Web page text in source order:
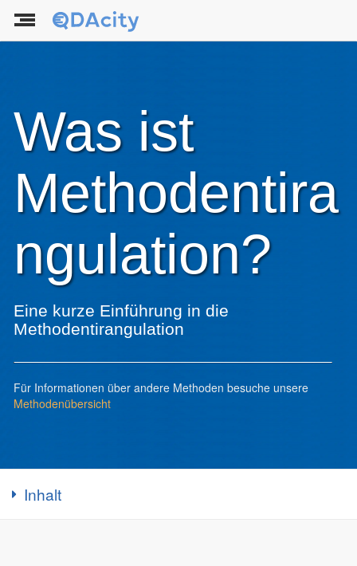
Was ist
Methodentira
ngulation?
Eine kurze Einführung in die
Methodentirangulation
Für Informationen über andere Methoden besuche unsere
Methodenübersicht
Inhalt